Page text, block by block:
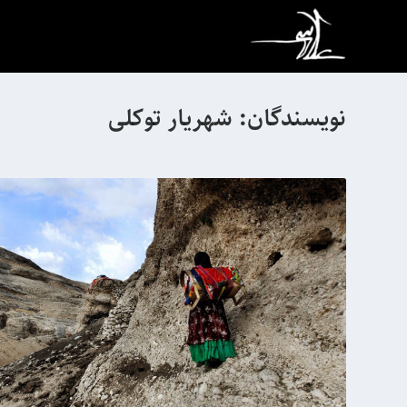
نویسندگان: شهریار توکلی